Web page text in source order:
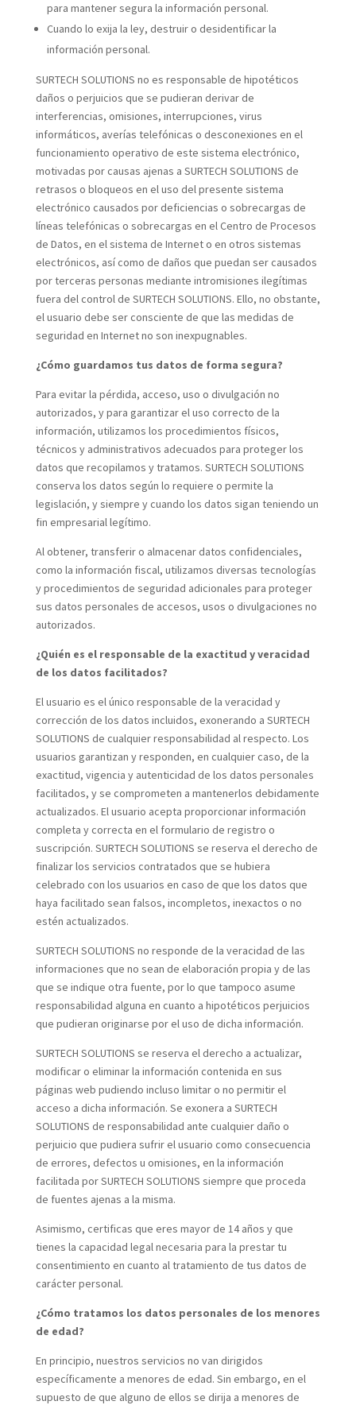
para mantener segura la información personal.
Cuando lo exija la ley, destruir o desidentificar la
información personal.
SURTECH SOLUTIONS no es responsable de hipotéticos
daños o perjuicios que se pudieran derivar de
interferencias, omisiones, interrupciones, virus
informáticos, averías telefónicas o desconexiones en el
funcionamiento operativo de este sistema electrónico,
motivadas por causas ajenas a SURTECH SOLUTIONS de
retrasos o bloqueos en el uso del presente sistema
electrónico causados por deficiencias o sobrecargas de
líneas telefónicas o sobrecargas en el Centro de Procesos
de Datos, en el sistema de Internet o en otros sistemas
electrónicos, así como de daños que puedan ser causados
por terceras personas mediante intromisiones ilegítimas
fuera del control de SURTECH SOLUTIONS. Ello, no obstante,
el usuario debe ser consciente de que las medidas de
seguridad en Internet no son inexpugnables.
¿Cómo guardamos tus datos de forma segura?
Para evitar la pérdida, acceso, uso o divulgación no
autorizados, y para garantizar el uso correcto de la
información, utilizamos los procedimientos físicos,
técnicos y administrativos adecuados para proteger los
datos que recopilamos y tratamos. SURTECH SOLUTIONS
conserva los datos según lo requiere o permite la
legislación, y siempre y cuando los datos sigan teniendo un
fin empresarial legítimo.
Al obtener, transferir o almacenar datos confidenciales,
como la información fiscal, utilizamos diversas tecnologías
y procedimientos de seguridad adicionales para proteger
sus datos personales de accesos, usos o divulgaciones no
autorizados.
¿Quién es el responsable de la exactitud y veracidad
de los datos facilitados?
El usuario es el único responsable de la veracidad y
corrección de los datos incluidos, exonerando a SURTECH
SOLUTIONS de cualquier responsabilidad al respecto. Los
usuarios garantizan y responden, en cualquier caso, de la
exactitud, vigencia y autenticidad de los datos personales
facilitados, y se comprometen a mantenerlos debidamente
actualizados. El usuario acepta proporcionar información
completa y correcta en el formulario de registro o
suscripción. SURTECH SOLUTIONS se reserva el derecho de
finalizar los servicios contratados que se hubiera
celebrado con los usuarios en caso de que los datos que
haya facilitado sean falsos, incompletos, inexactos o no
estén actualizados.
SURTECH SOLUTIONS no responde de la veracidad de las
informaciones que no sean de elaboración propia y de las
que se indique otra fuente, por lo que tampoco asume
responsabilidad alguna en cuanto a hipotéticos perjuicios
que pudieran originarse por el uso de dicha información.
SURTECH SOLUTIONS se reserva el derecho a actualizar,
modificar o eliminar la información contenida en sus
páginas web pudiendo incluso limitar o no permitir el
acceso a dicha información. Se exonera a SURTECH
SOLUTIONS de responsabilidad ante cualquier daño o
perjuicio que pudiera sufrir el usuario como consecuencia
de errores, defectos u omisiones, en la información
facilitada por SURTECH SOLUTIONS siempre que proceda
de fuentes ajenas a la misma.
Asimismo, certificas que eres mayor de 14 años y que
tienes la capacidad legal necesaria para la prestar tu
consentimiento en cuanto al tratamiento de tus datos de
carácter personal.
¿Cómo tratamos los datos personales de los menores
de edad?
En principio, nuestros servicios no van dirigidos
específicamente a menores de edad. Sin embargo, en el
supuesto de que alguno de ellos se dirija a menores de